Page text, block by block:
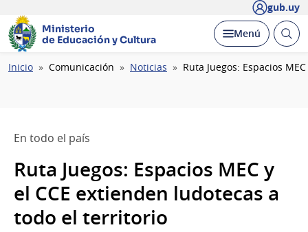
gub.uy
Ministerio
de Educación y Cultura
Desplegar
Menú Abrir
Ruta
Inicio Comunicación Noticias Ruta Juegos: Espacios
En todo el país
Ruta Juegos: Espacios MEC y
el CCE extienden ludotecas a
todo el territorio